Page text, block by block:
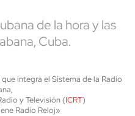
de la hora y las
Cuba.
integra el Sistema de la Radio
y Televisión (ICRT)
Radio Reloj»